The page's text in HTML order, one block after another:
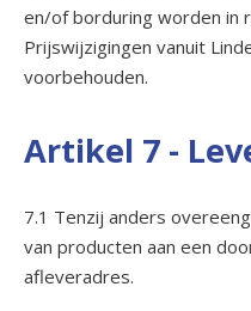
en/of borduring worden in
Prijswijzigingen vanuit
voorbehouden.
Artikel 7 -
7.1 Tenzij anders
van producten aan een
afleveradres.